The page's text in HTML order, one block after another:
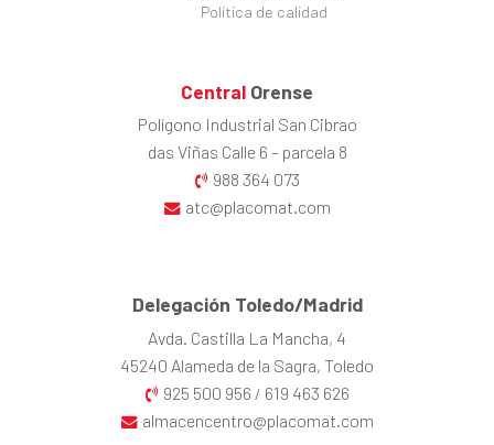
Política de calidad
Central Orense
Polígono Industrial San Cibrao
das Viñas Calle 6 – parcela 8
988 364 073
atc@placomat.com
Delegación Toledo/Madrid
Avda. Castilla La Mancha, 4
45240 Alameda de la Sagra, Toledo
925 500 956 / 619 463 626
almacencentro@placomat.com